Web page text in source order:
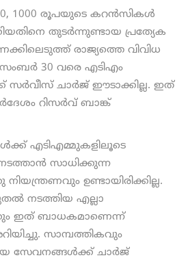
1000 രൂപയുടെ കറൻസികൾ
തുടർന്നുണ്ടായ പ്രത്യേക
രാജ്യത്തെ വിവിധ
30 വരെ എടിഎം
ചാര്‍ജ് ഈടാക്കില്ല. ഇത്
റിസര്‍വ് ബാങ്ക്
എടിഎമ്മുകളിലൂടെ
സാധിക്കുന്ന
ഉണ്ടായിരിക്കില്ല.
നടത്തിയ എല്ലാ
ഇത് ബാധകമാണെന്ന്
സാമ്പത്തികവും
സേവനങ്ങള്‍ക്ക് ചാര്‍ജ്